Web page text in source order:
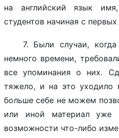
на английский язык
студентов начиная с первых
7. Были случаи,
немного времени,
все упоминания о них.
тяжело, и на это уходило
больше себе не можем
или иной материал
возможности что-либо